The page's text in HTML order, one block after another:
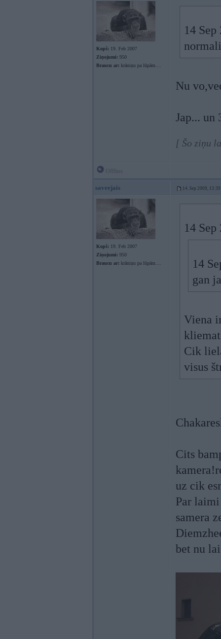
Kopš: 19. Feb 2007
Ziņojumi: 950
Braucu ar: krāniņu pa lūpām....
14
Nu
Jap... un
[ Šo ziņu
saveejais 14. Sep 2009, 13:39
Kopš: 19. Feb 2007
Ziņojumi: 950
Braucu ar: krāniņu pa lūpām....
14
14
gan
Viena
Cik
visus
Cits
uz cik
Par
samera
bet nu